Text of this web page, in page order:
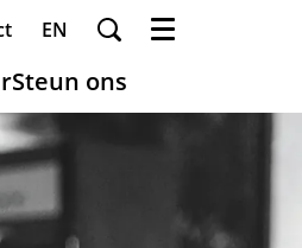
EN
Steun ons
Menu